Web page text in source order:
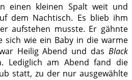
einen kleinen Spalt weit und
dem Nachtisch. Es blieb ihm
aufstehen musste. Er gähnte
sich wie ein Baby in die warme
Heilig Abend und das Black
Lediglich am Abend fand die
statt, zu der nur ausgewählte